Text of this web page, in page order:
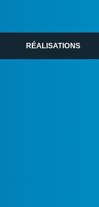
RÉALISATIONS